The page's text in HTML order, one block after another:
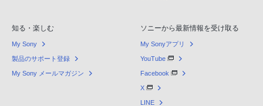
知る・楽しむ
My Sony
製品のサポート登録
My Sony メールマガジン
ソニーから最新情報を受け取る
My Sonyアプリ
YouTube
Facebook
X
LINE